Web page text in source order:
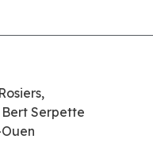
Serpette